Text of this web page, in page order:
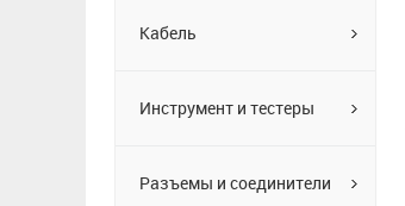
Кабель
Инструмент и тестеры
Разъемы и соединители